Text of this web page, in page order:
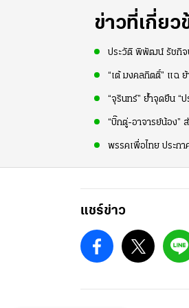
ข่าวที่เกี่ยว
ประวัติ พิพัฒน์ รัชกิจ
“เต้ มงคลกิตติ์” แฉ
“จุรินทร์” ย้ำจุดยืน “
“บิ๊กตู่-อาจารย์น้อง”
พรรคเพื่อไทย ประก
แชร์ข่าว